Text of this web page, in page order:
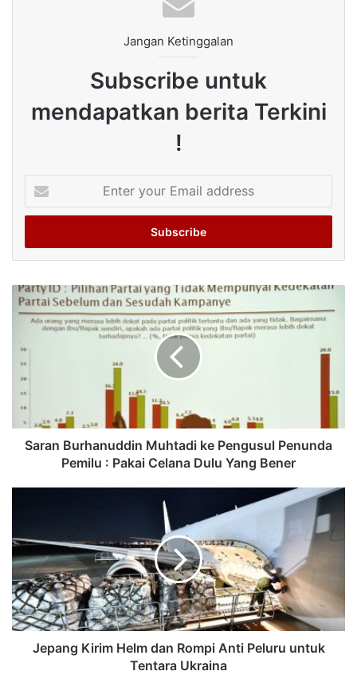
Jangan Ketinggalan
Subscribe untuk
mendapatkan berita Terkini
!
your
Email
Saran Burhanuddin Muhtadi ke Pengusul Penunda
Pemilu : Pakai Celana Dulu Yang Bener
Jepang Kirim Helm dan Rompi Anti Peluru untuk
Tentara Ukraina